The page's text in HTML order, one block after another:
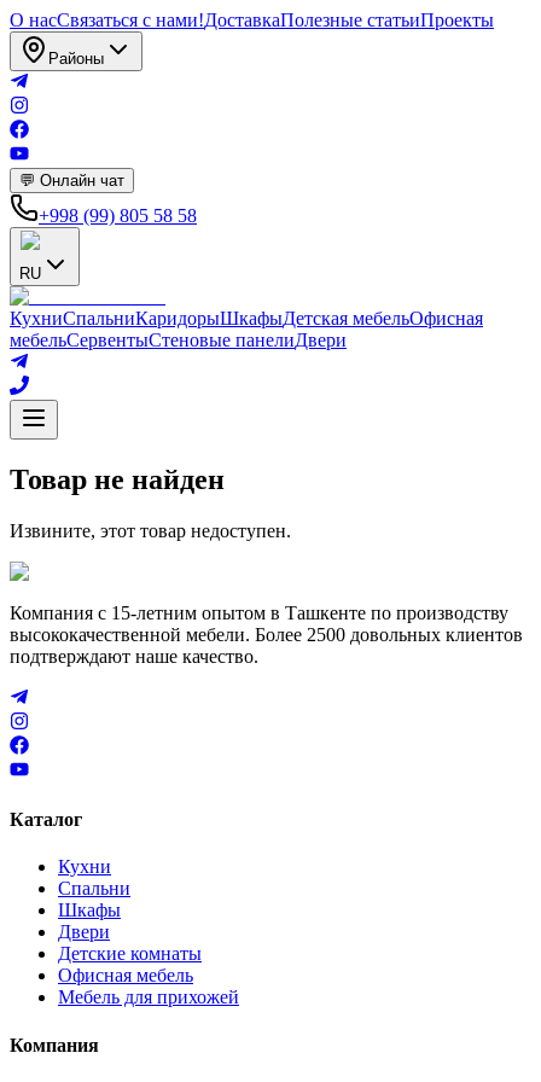
О насСвязаться с нами!ДоставкаПолезные статьиПроекты
Районы
💬 Онлайн чат
+998 (99) 805 58 58
RU
КухниСпальниКaридорыШкафыДетская мебельОфисная
мебельСервентыСтеновые панелиДвери
Товар не найден
Извините, этот товар недоступен.
Компания с 15-летним опытом в Ташкенте по производству
высококачественной мебели. Более 2500 довольных клиентов
подтверждают наше качество.
Каталог
Кухни
Спальни
Шкафы
Двери
Детские комнаты
Офисная мебель
Мебель для прихожей
Компания